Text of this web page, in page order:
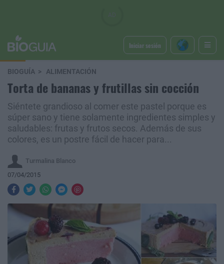
Iniciar sesión
BIOGUÍA ALIMENTACIÓN
Torta de bananas y frutillas sin cocción
Siéntete grandioso al comer este pastel porque es
súper sano y tiene solamente ingredientes simples y
saludables: frutas y frutos secos. Además de sus
colores, es un postre fácil de hacer para...
Turmalina Blanco
07/04/2015